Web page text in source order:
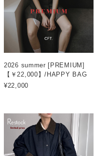
2026 summer [PREMIUM]
【￥22,000】/HAPPY BAG
¥22,000